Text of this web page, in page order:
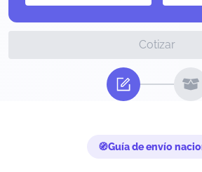
Cotizar
Guía de envío